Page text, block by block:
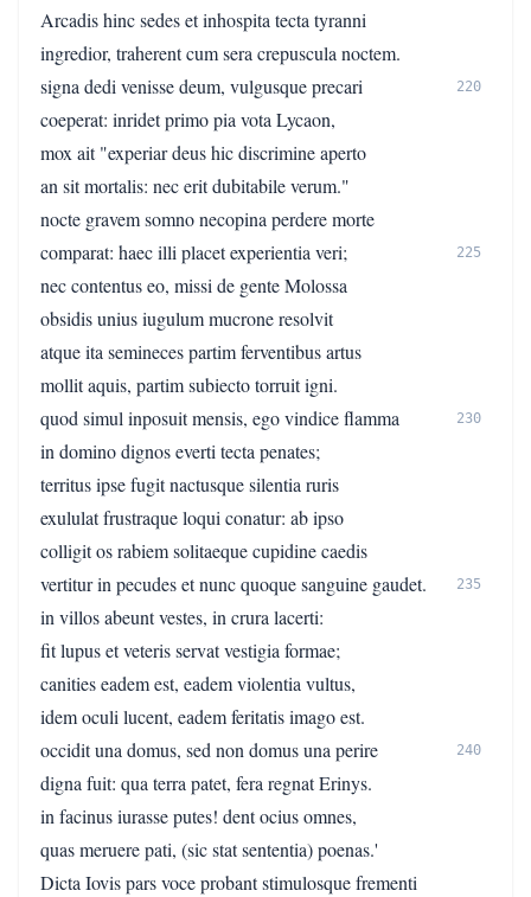
Arcadis hinc sedes et inhospita tecta tyranni
ingredior, traherent cum sera crepuscula noctem.
signa dedi venisse deum, vulgusque precari
220
coeperat: inridet primo pia vota Lycaon,
mox ait "experiar deus hic discrimine aperto
an sit mortalis: nec erit dubitabile verum."
nocte gravem somno necopina perdere morte
comparat: haec illi placet experientia veri;
225
nec contentus eo, missi de gente Molossa
obsidis unius iugulum mucrone resolvit
atque ita semineces partim ferventibus artus
mollit aquis, partim subiecto torruit igni.
quod simul inposuit mensis, ego vindice flamma
230
in domino dignos everti tecta penates;
territus ipse fugit nactusque silentia ruris
exululat frustraque loqui conatur: ab ipso
colligit os rabiem solitaeque cupidine caedis
vertitur in pecudes et nunc quoque sanguine gaudet.
235
in villos abeunt vestes, in crura lacerti:
fit lupus et veteris servat vestigia formae;
canities eadem est, eadem violentia vultus,
idem oculi lucent, eadem feritatis imago est.
occidit una domus, sed non domus una perire
240
digna fuit: qua terra patet, fera regnat Erinys.
in facinus iurasse putes! dent ocius omnes,
quas meruere pati, (sic stat sententia) poenas.'
Dicta Iovis pars voce probant stimulosque frementi